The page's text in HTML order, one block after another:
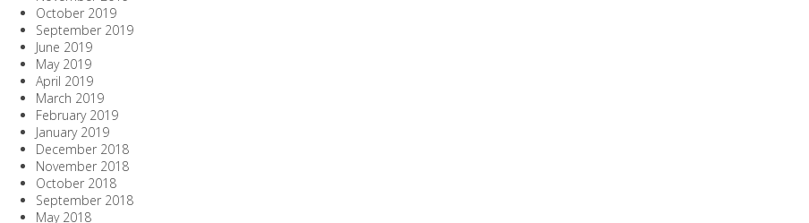
October 2019
September 2019
June 2019
May 2019
April 2019
March 2019
February 2019
January 2019
December 2018
November 2018
October 2018
September 2018
May 2018